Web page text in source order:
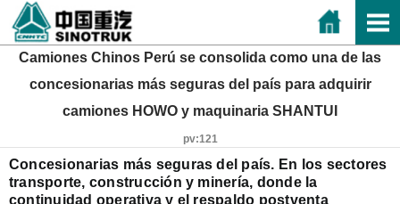
Camiones Chinos Perú se consolida como una de las
concesionarias más seguras del país para adquirir
camiones HOWO y maquinaria SHANTUI
pv:121
Concesionarias más seguras del país. En los sectores
transporte, construcción y minería, donde la
continuidad operativa y el respaldo postventa